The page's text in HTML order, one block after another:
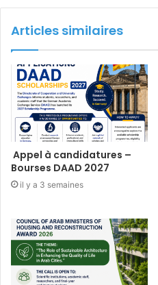
Articles similaires
Appel à candidatures –
Bourses DAAD 2027
il y a 3 semaines